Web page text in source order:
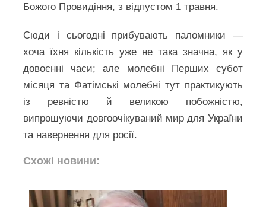
Божого Провидіння, з відпустом 1 травня.
Сюди і сьогодні прибувають паломники —
хоча їхня кількість уже не така значна, як у
довоєнні часи; але молебні Перших субот
місяця та Фатімські молебні тут практикують
із ревністю й великою побожністю,
випрошуючи довгоочікуваний мир для України
та навернення для росії.
Схожі новини: